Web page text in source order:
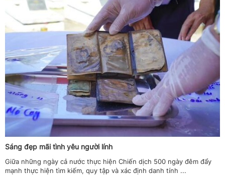
Sáng đẹp mãi tình yêu người lính
Giữa những ngày cả nước thực hiện Chiến dịch 500 ngày đêm đẩy
mạnh thực hiện tìm kiếm, quy tập và xác định danh tính ...